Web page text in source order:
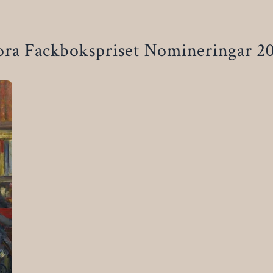
Fackbokspriset Nomineringar